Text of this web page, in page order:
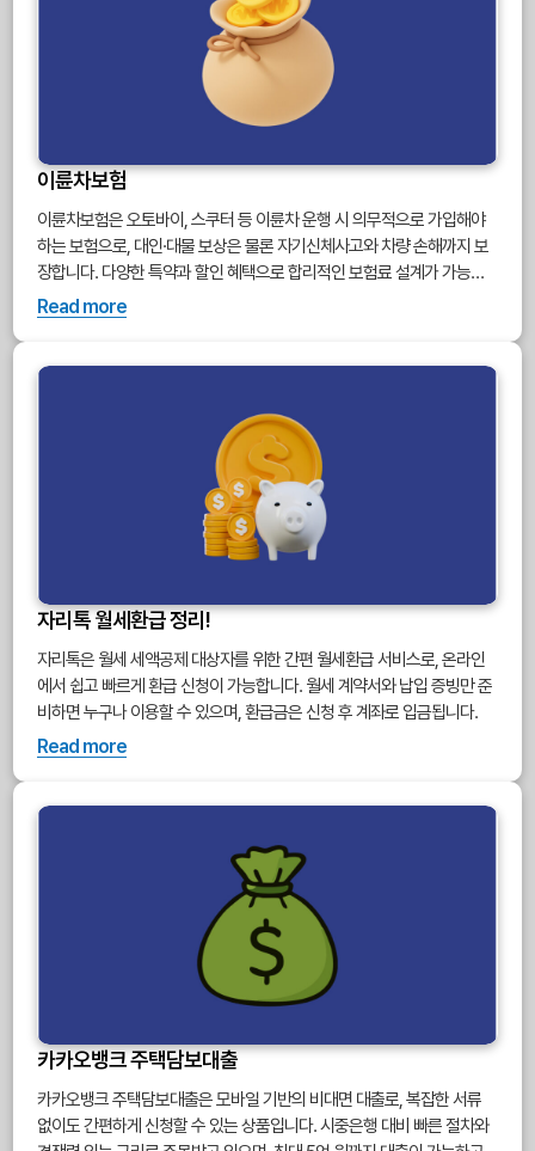
이륜차보험
이륜차보험은 오토바이, 스쿠터 등 이륜차 운행 시 의무적으로 가입해야
하는 보험으로, 대인·대물 보상은 물론 자기신체사고와 차량 손해까지 보
장합니다. 다양한 특약과 할인 혜택으로 합리적인 보험료 설계가 가능합
니다.
Read more
자리톡 월세환급 정리!
자리톡은 월세 세액공제 대상자를 위한 간편 월세환급 서비스로, 온라인
에서 쉽고 빠르게 환급 신청이 가능합니다. 월세 계약서와 납입 증빙만 준
비하면 누구나 이용할 수 있으며, 환급금은 신청 후 계좌로 입금됩니다.
Read more
카카오뱅크 주택담보대출
카카오뱅크 주택담보대출은 모바일 기반의 비대면 대출로, 복잡한 서류
없이도 간편하게 신청할 수 있는 상품입니다. 시중은행 대비 빠른 절차와